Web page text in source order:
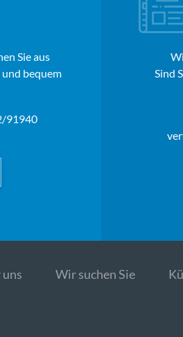
Sie aus
bequem
91940
Sind
Wir suchen Sie